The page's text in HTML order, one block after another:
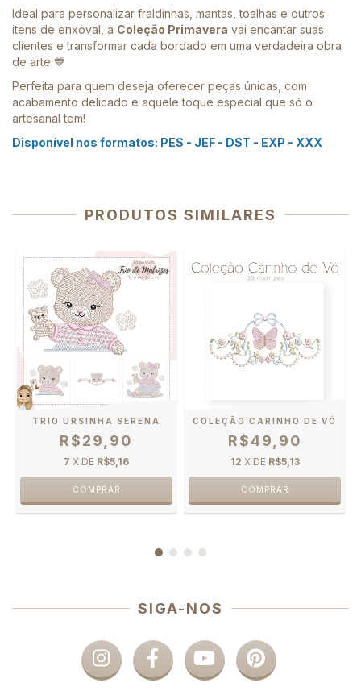
Ideal para personalizar fraldinhas, mantas, toalhas e outros
itens de enxoval, a Coleção Primavera vai encantar suas
clientes e transformar cada bordado em uma verdadeira obra
de arte 💙
Perfeita para quem deseja oferecer peças únicas, com
acabamento delicado e aquele toque especial que só o
artesanal tem!
Disponível nos formatos: PES - JEF - DST - EXP - XXX
PRODUTOS SIMILARES
TRIO URSINHA SERENA
R$29,90
7 X DE R$5,16
COLEÇÃO CARINHO DE VÓ
R$49,90
12 X DE R$5,13
SIGA-NOS